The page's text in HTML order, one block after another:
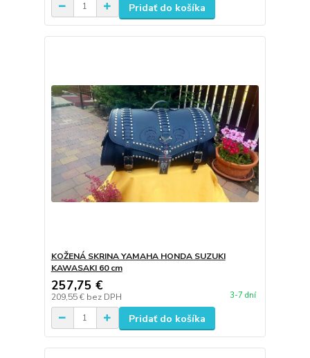
Pridať do košíka
KOŽENÁ SKRINA YAMAHA HONDA SUZUKI
KAWASAKI 60 cm
257,75 €
209,55 € bez DPH 3-7 dní
Pridať do košíka